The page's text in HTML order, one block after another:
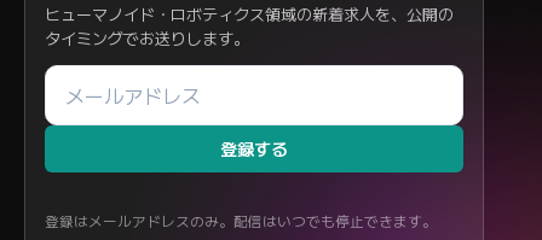
ヒューマノイド・ロボティクス領域の新着求人を、公開の
タイミングでお送りします。
登録する
登録はメールアドレスのみ。配信はいつでも停止できます。